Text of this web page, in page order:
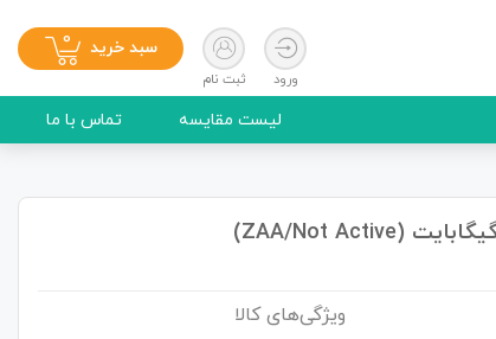
ورود ثبت نام
سبد خرید 0
لیست مقایسه تماس با ما
ویژگی‌های کالا